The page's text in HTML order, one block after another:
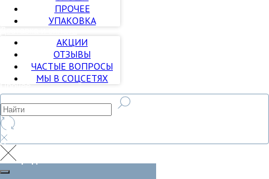
Доставка и
оплата
Контакты
Распродажа
Распродажа
ПРОЧЕЕ
УПАКОВКА
АКЦИИ
ОТЗЫВЫ
ЧАСТЫЕ ВОПРОСЫ
МЫ В СОЦСЕТЯХ